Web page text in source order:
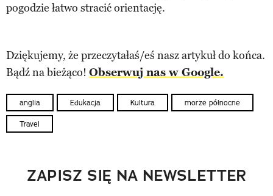
pogodzie łatwo stracić orientację.
Dziękujemy, że przeczytałaś/eś nasz artykuł do końca.
Bądź na bieżąco! Obserwuj nas w Google.
anglia Edukacja Kultura morze północne
Travel
ZAPISZ SIĘ NA NEWSLETTER